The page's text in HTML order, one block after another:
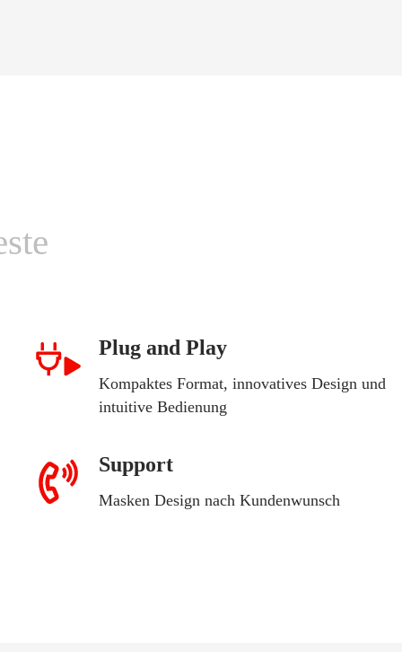
Plug and Play
Kompaktes Format, innovatives Design und
intuitive Bedienung
Support
Masken Design nach Kundenwunsch